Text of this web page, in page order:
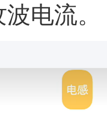
电流。